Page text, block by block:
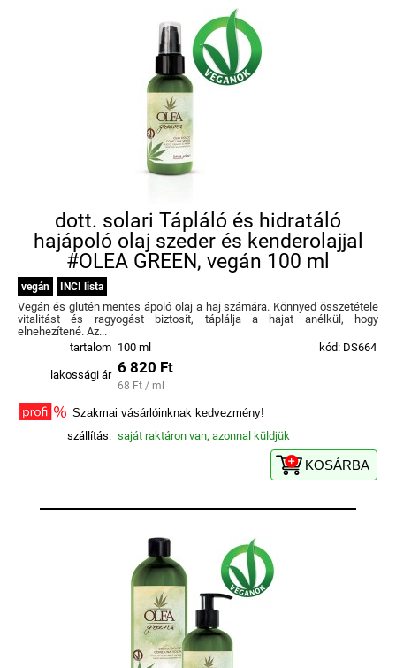
dott. solari Tápláló és hidratáló
hajápoló olaj szeder és kenderolajjal
#OLEA GREEN, vegán 100 ml
vegán INCI lista
Vegán és glutén mentes ápoló olaj a haj számára. Könnyed összetétele
vitalitást és ragyogást biztosít, táplálja a hajat anélkül, hogy
elnehezítené. Az...
tartalom 100 ml kód: DS664
lakossági ár 6 820 Ft
68 Ft / ml
Szakmai vásárlóinknak kedvezmény!
szállítás: saját raktáron van, azonnal küldjük
KOSÁRBA